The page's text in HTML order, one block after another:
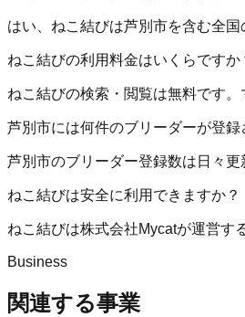
はい、ねこ結びは芦別市を含む全
ねこ結びの利用料金はいくらですか
ねこ結びの検索・閲覧は無料です
芦別市には何件のブリーダーが登録
芦別市のブリーダー登録数は日々
ねこ結びは安全に利用できますか？
ねこ結びは株式会社Mycatが運営す
Business
関連する事業